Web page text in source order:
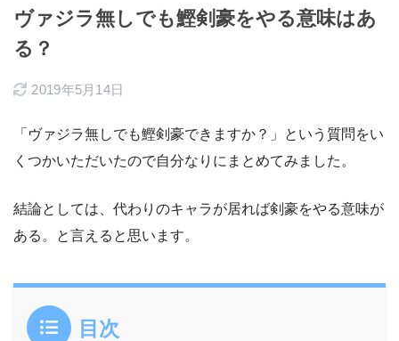
ヴァジラ無しでも鰹剣豪をやる意味はあ
る？
2019年5月14日
「ヴァジラ無しでも鰹剣豪できますか？」という質問をい
くつかいただいたので自分なりにまとめてみました。
結論としては、 代わりのキャラが居れば剣豪をやる意味が
ある。
と言えると思います。
目次